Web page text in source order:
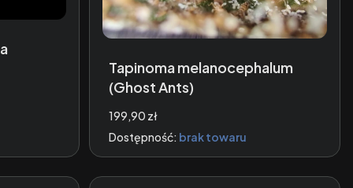
Tapinoma melanocephalum
(Ghost Ants)
Cena
199,90 zł
Dostępność: brak towaru